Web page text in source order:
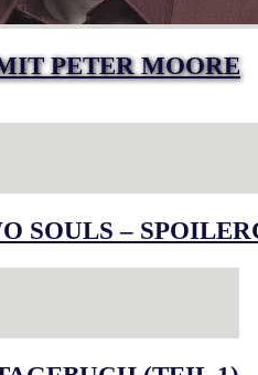
PETER MOORE
SOULS –